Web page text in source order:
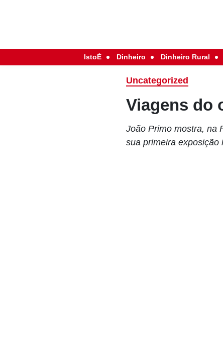
IstoÉ Dinheiro Dinheiro Rural
Uncategorized
Viagens do
João Primo mostra, na
sua primeira exposição